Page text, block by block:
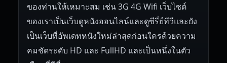
ของท่านให้เหมาะสม เช่น 3G 4G Wifi เว็บไซต์
ของเราเป็นเว็บดูหนังออนไลน์และดูซีรี่ย์ทีวีและยัง
เป็นเว็บที่อัพเดทหนังใหม่ล่าสุดก่อนใครด้วยความ
คมชัดระดับ HD และ FullHD และเป็นหนึ่งในตัว